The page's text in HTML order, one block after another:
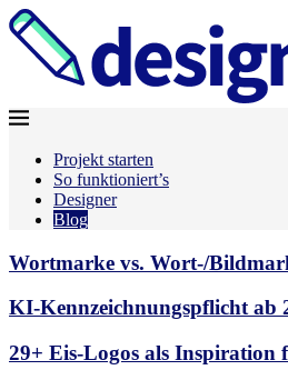
Projekt starten
So funktioniert’s
Designer
Blog
Wortmarke vs. Wort-/
KI-Kennzeichnungspflicht ab
29+ Eis-Logos als Inspiration